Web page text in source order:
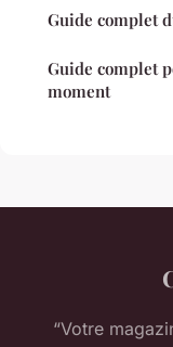
Guide complet
Guide complet
moment
“Votre